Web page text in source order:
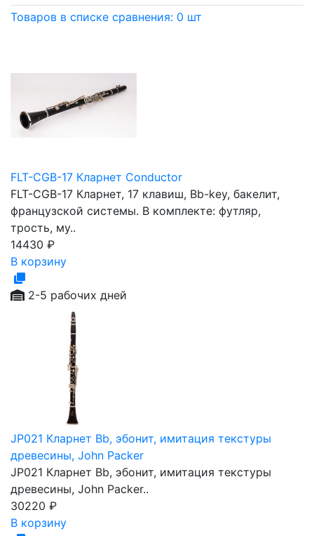
Товаров в списке сравнения: 0 шт
FLT-CGB-17 Кларнет Conductor
FLT-CGB-17 Кларнет, 17 клавиш, Bb-key, бакелит,
французской системы. В комплекте: футляр,
трость, му..
14430 ₽
В корзину
2-5 рабочих дней
JP021 Кларнет Bb, эбонит, имитация текстуры
древесины, John Packer
JP021 Кларнет Bb, эбонит, имитация текстуры
древесины, John Packer..
30220 ₽
В корзину